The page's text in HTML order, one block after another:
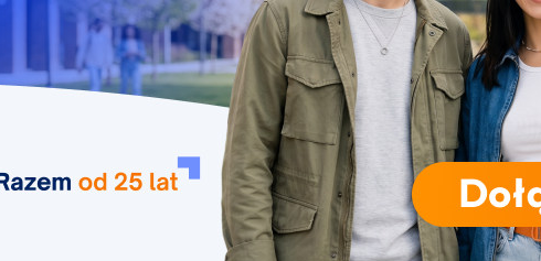
KIERUNKI RODZAJE STUDIÓW REKRUTACJA DRZWI OTWARTE